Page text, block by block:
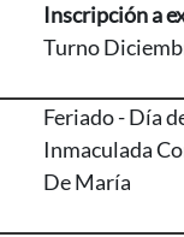
Inscripción a
Turno
Feriado - Día
Inmaculada
De María